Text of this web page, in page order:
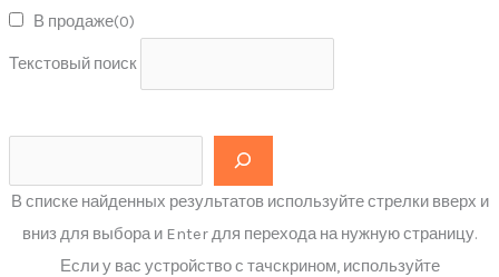
В продаже(0)
Текстовый поиск
В списке найденных результатов используйте стрелки вверх и
вниз для выбора и Enter для перехода на нужную страницу.
Если у вас устройство с тачскрином, используйте